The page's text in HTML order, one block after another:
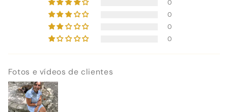
0
0
0
0
Fotos e vídeos de clientes